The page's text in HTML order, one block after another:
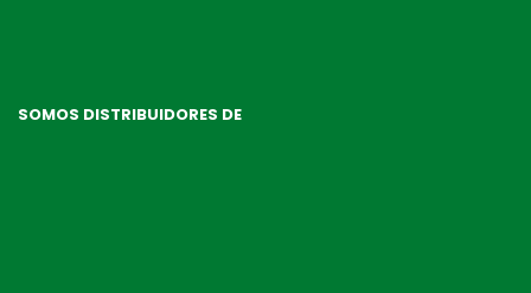
SOMOS DISTRIBUIDORES DE